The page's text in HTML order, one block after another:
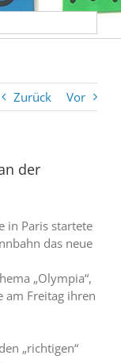
Zurück Vor
der
in Paris startete
das neue
„Olympia“,
am Freitag ihren
„richtigen“